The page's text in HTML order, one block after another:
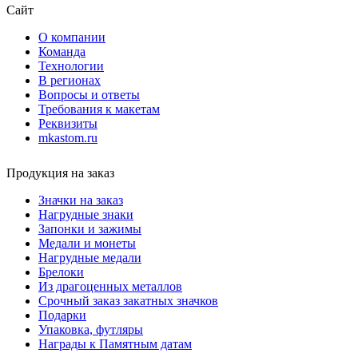
Сайт
О компании
Команда
Технологии
В регионах
Вопросы и ответы
Требования к макетам
Реквизиты
mkastom.ru
Продукция на заказ
Значки на заказ
Нагрудные знаки
Запонки и зажимы
Медали и монеты
Нагрудные медали
Брелоки
Из драгоценных металлов
Срочный заказ закатных значков
Подарки
Упаковка, футляры
Награды к Памятным датам